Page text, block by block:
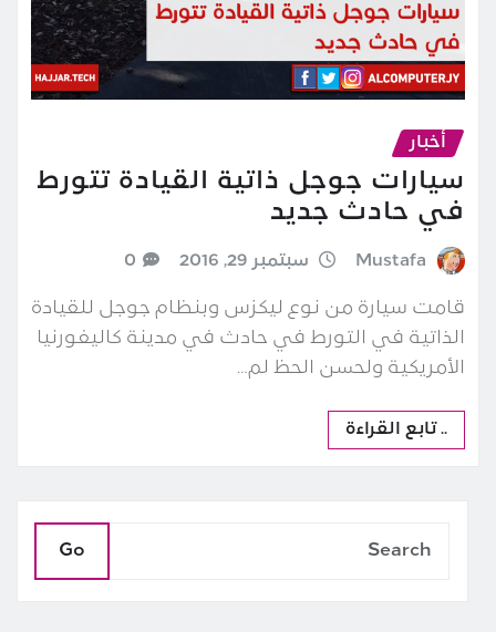
أخبار
سيارات جوجل ذاتية القيادة تتورط
في حادث جديد
Mustafa سبتمبر 29, 2016 0
قامت سيارة من نوع ليكزس وبنظام جوجل للقيادة
الذاتية في التورط في حادث في مدينة كاليفورنيا
الأمريكية ولحسن الحظ لم…
.. تابع القراءة
Go